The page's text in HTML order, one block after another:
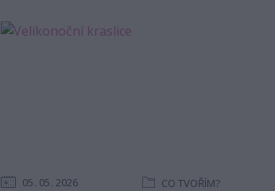
05 05 2026 CO TVOŘÍM?